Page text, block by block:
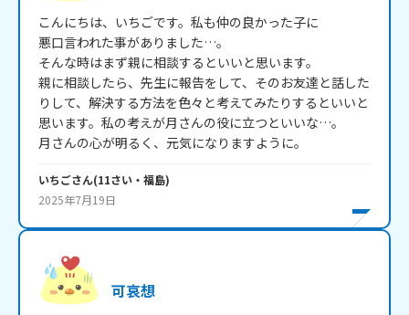
こんにちは、いちごです。私も仲の良かった子に
悪口言われた事がありました…。
そんな時はまず親に相談するといいと思います。
親に相談したら、先生に報告をして、そのお友達と話した
りして、解決する方法を色々と考えてみたりするといいと
思います。私の考えが月さんの役に立つといいな…。
月さんの心が明るく、元気になりますように。
いちごさん(11さい・ 福島)
2025年7月19日
可哀想